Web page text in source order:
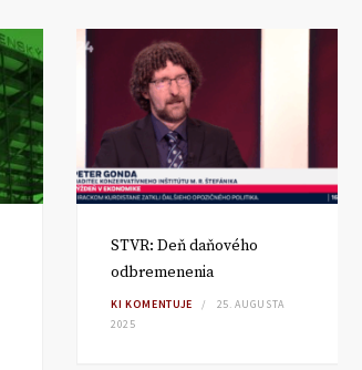
STVR: Deň daňového
odbremenenia
KI KOMENTUJE
25. AUGUSTA
2025